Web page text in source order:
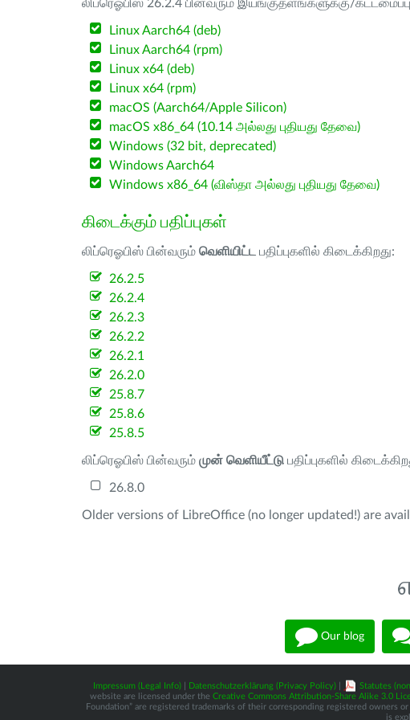
லிப்ரெஓபிஸ் 26.2.4 பின்வரும் இயங்குதளங்களுக்கு/
Linux Aarch64 (deb)
Linux Aarch64 (rpm)
Linux x64 (deb)
Linux x64 (rpm)
macOS (Aarch64/Apple Silicon)
macOS x86_64 (10.14 அல்லது புதியது தேவை)
Windows (32 bit, deprecated)
Windows Aarch64
Windows x86_64 (விஸ்தா அல்லது புதியது தேவை)
கிடைக்கும் பதிப்புகள்
லிப்ரெஓபிஸ் பின்வரும் வெளியிட்ட பதிப்புகளில் கிடைக்கிறது:
26.2.5
26.2.4
26.2.3
26.2.2
26.2.1
26.2.0
25.8.7
25.8.6
25.8.5
லிப்ரெஓபிஸ் பின்வரும் முன் வெளியீட்டு பதிப்புகளில்
26.8.0
Older versions of LibreOffice (no longer updated!) are
Our blog
Impressum (Legal Info)| Datenschutzerklärung (Privacy Policy)| Statutes
website are licensed under the Creative Commons Attribution-Share Alike 3.0
Foundation” are registered trademarks of their corresponding registered owners
is